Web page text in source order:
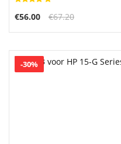
€56.00 €67.20
-30%